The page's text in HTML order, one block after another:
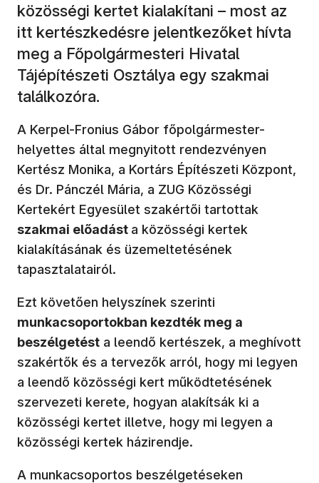
közösségi kertet kialakítani – most az
itt kertészkedésre jelentkezőket hívta
meg a Főpolgármesteri Hivatal
Tájépítészeti Osztálya egy szakmai
találkozóra.
A Kerpel-Fronius Gábor főpolgármester-
helyettes által megnyitott rendezvényen
Kertész Monika, a Kortárs Építészeti Központ,
és Dr. Pánczél Mária, a ZUG Közösségi
Kertekért Egyesület szakértői tartottak
szakmai előadást a közösségi kertek
kialakításának és üzemeltetésének
tapasztalatairól.
Ezt követően helyszínek szerinti
munkacsoportokban kezdték meg a
beszélgetést a leendő kertészek, a meghívott
szakértők és a tervezők arról, hogy mi legyen
a leendő közösségi kert működtetésének
szervezeti kerete, hogyan alakítsák ki a
közösségi kertet illetve, hogy mi legyen a
közösségi kertek házirendje.
A munkacsoportos beszélgetéseken